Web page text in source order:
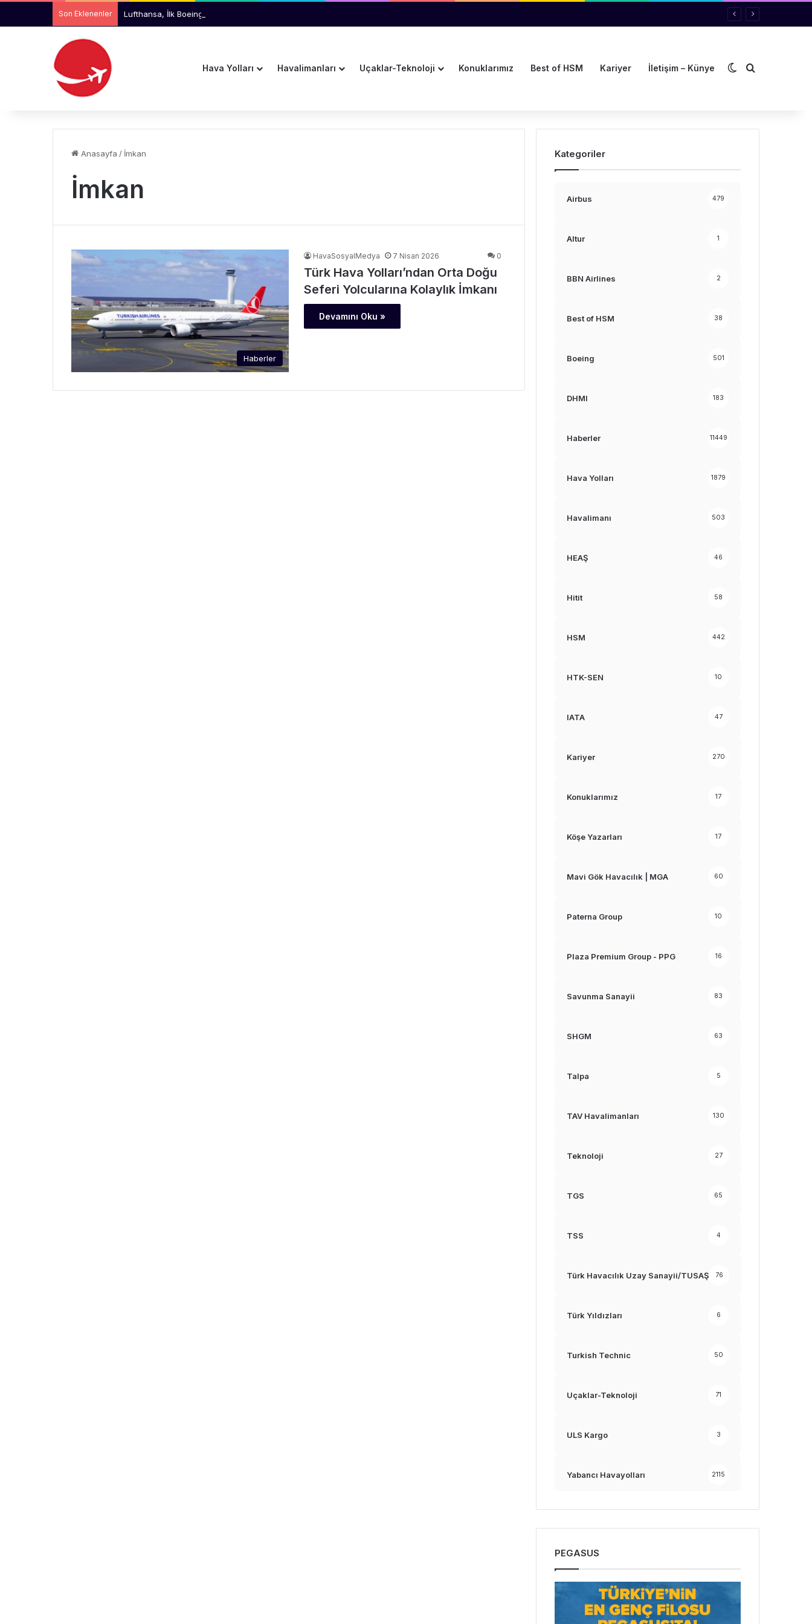
Son Eklenenler Lufthansa, İlk Boeing 777-9 Uçaklarını Reddetmeyi Değerlendiriyor
Hava Yolları Havalimanları Uçaklar-Teknoloji Konuklarımız Best of HSM Kariyer İletişim – Künye Dış görünümü
Arama yap
Anasayfa / İmkan
İmkan
Haberler
HavaSosyalMedya 7 Nisan 2026 0
Türk Hava Yolları’ndan Orta Doğu
Seferi Yolcularına Kolaylık İmkanı
Devamını Oku »
Kategoriler
Airbus 479
Altur 1
BBN Airlines 2
Best of HSM 38
Boeing 501
DHMI 183
Haberler 11449
Hava Yolları 1879
Havalimanı 503
HEAŞ 46
Hitit 58
HSM 442
HTK-SEN 10
IATA 47
Kariyer 270
Konuklarımız 17
Köşe Yazarları 17
Mavi Gök Havacılık | MGA 60
Paterna Group 10
Plaza Premium Group - PPG 16
Savunma Sanayii 83
SHGM 63
Talpa 5
TAV Havalimanları 130
Teknoloji 27
TGS 65
TSS 4
Türk Havacılık Uzay Sanayii/TUSAŞ 76
Türk Yıldızları 6
Turkish Technic 50
Uçaklar-Teknoloji 71
ULS Kargo 3
Yabancı Havayolları 2115
PEGASUS